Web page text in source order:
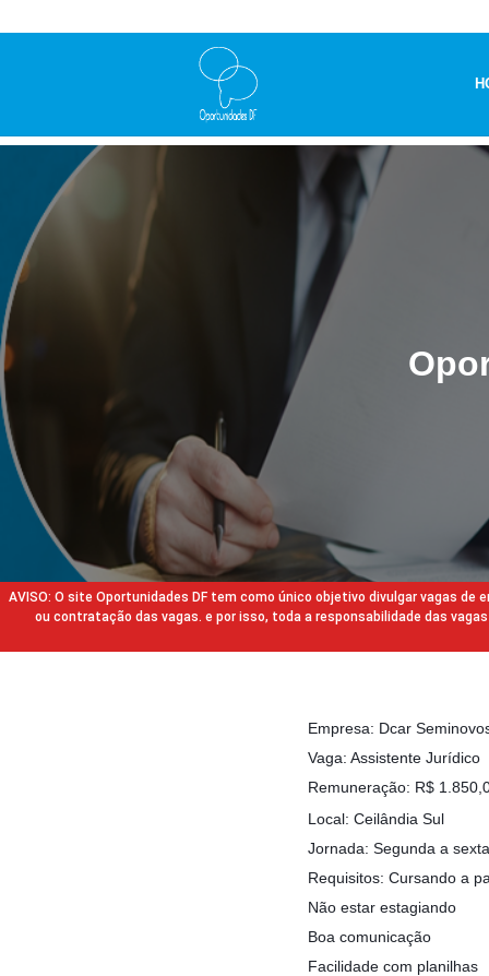
AVISO: O site Oportunidades DF tem como único objetivo divulgar vagas
ou contratação das vagas. e por isso, toda a responsabilidade das
Empresa: Dcar
Vaga: Assistente Jurídico
Remuneração: R$
Local: Ceilândia Sul
Jornada: Segunda a
Requisitos: Cursando a
Não estar estagiando
Boa comunicação
Facilidade com planilhas